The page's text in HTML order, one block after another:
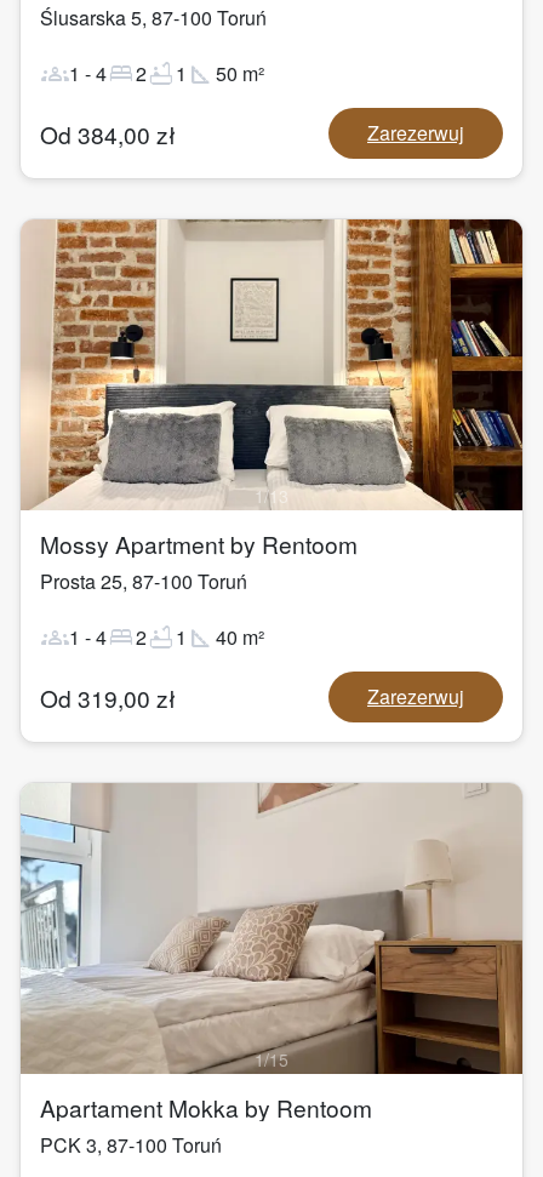
Ślusarska 5, 87-100 Toruń
groups1 -4bed2bathtub1 square_foot 50 m²
Od 384,00 zł Zarezerwuj
1 /13
Mossy Apartment by Rentoom
Prosta 25, 87-100 Toruń
groups1 -4bed2bathtub1 square_foot 40 m²
Od 319,00 zł Zarezerwuj
1/15
Apartament Mokka by Rentoom
PCK 3, 87-100 Toruń